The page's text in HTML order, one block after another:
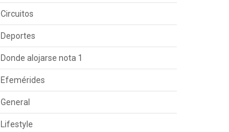
Circuitos
Deportes
Donde alojarse nota 1
Efemérides
General
Lifestyle